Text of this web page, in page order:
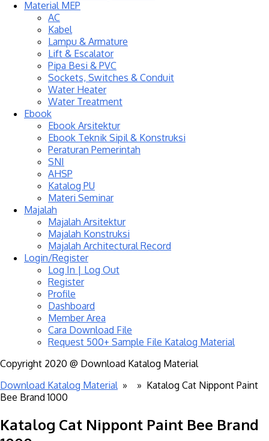
Material MEP
AC
Kabel
Lampu & Armature
Lift & Escalator
Pipa Besi & PVC
Sockets, Switches & Conduit
Water Heater
Water Treatment
Ebook
Ebook Arsitektur
Ebook Teknik Sipil & Konstruksi
Peraturan Pemerintah
SNI
AHSP
Katalog PU
Materi Seminar
Majalah
Majalah Arsitektur
Majalah Konstruksi
Majalah Architectural Record
Login/Register
Log In | Log Out
Register
Profile
Dashboard
Member Area
Cara Download File
Request 500+ Sample File Katalog Material
Copyright 2020 @ Download Katalog Material
Download Katalog Material» » Katalog Cat Nippont Paint
Bee Brand 1000
Katalog Cat Nippont Paint Bee Brand